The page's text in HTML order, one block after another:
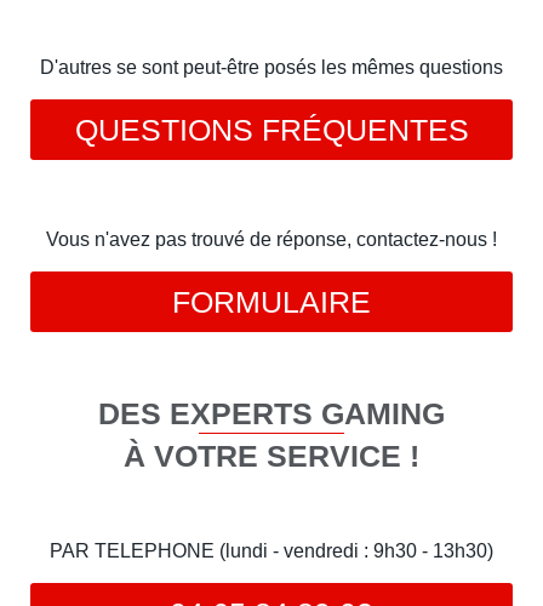
D'autres se sont peut-être posés les mêmes questions
QUESTIONS FRÉQUENTES
Vous n'avez pas trouvé de réponse, contactez-nous !
FORMULAIRE
DES EXPERTS GAMING
À VOTRE SERVICE !
PAR TELEPHONE (lundi - vendredi : 9h30 - 13h30)